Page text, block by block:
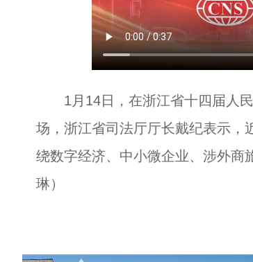
1月14日，在浙江省十四届人民
场，浙江省司法厅厅长戴纪表示，
绕数字经济、中小微企业、涉外商
琳）